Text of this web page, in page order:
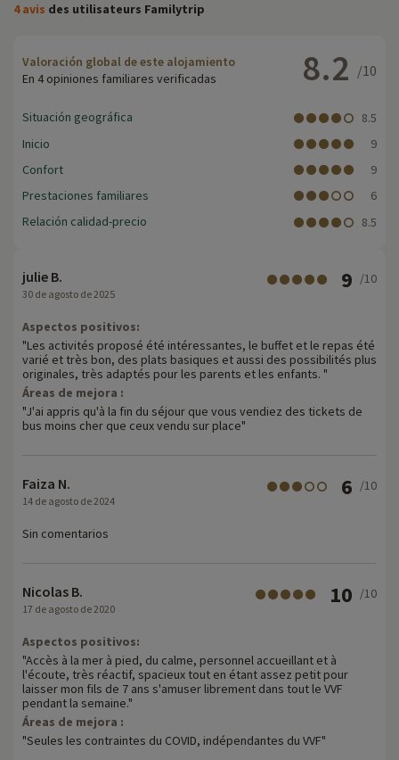
4 avis des utilisateurs Familytrip
Valoración global de este alojamiento
En 4 opiniones familiares verificadas
8.2 /10
Situación geográfica
8.5
Inicio
9
Confort
9
Prestaciones familiares
6
Relación calidad-precio
8.5
julie B.
30 de agosto de 2025
9 /10
Aspectos positivos:
"Les activités proposé été intéressantes, le buffet et le repas été
varié et très bon, des plats basiques et aussi des possibilités plus
originales, très adaptés pour les parents et les enfants. "
Áreas de mejora :
"J'ai appris qu'à la fin du séjour que vous vendiez des tickets de
bus moins cher que ceux vendu sur place"
Faiza N.
14 de agosto de 2024
6 /10
Sin comentarios
Nicolas B.
17 de agosto de 2020
10 /10
Aspectos positivos:
"Accès à la mer à pied, du calme, personnel accueillant et à
l'écoute, très réactif, spacieux tout en étant assez petit pour
laisser mon fils de 7 ans s'amuser librement dans tout le VVF
pendant la semaine."
Áreas de mejora :
"Seules les contraintes du COVID, indépendantes du VVF"